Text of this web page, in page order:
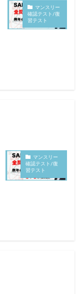
マンスリー
確認テスト/復
習テスト
マンスリー
確認テスト/復
習テスト